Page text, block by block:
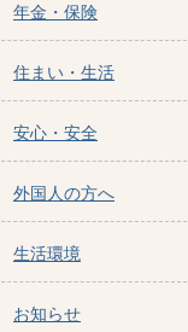
年金・保険
住まい・生活
安心・安全
外国人の方へ
生活環境
お知らせ